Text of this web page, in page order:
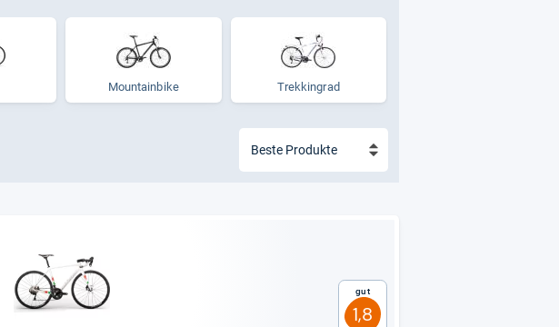
Moun­tain­bike Trek­kin­grad
Gut
1,8